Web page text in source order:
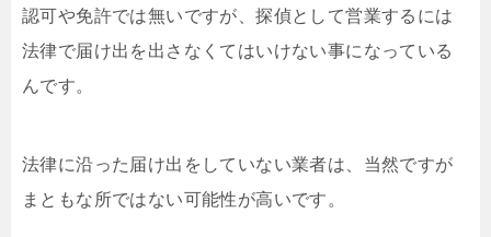
認可や免許では無いですが、探偵として営業するには
法律で届け出を出さなくてはいけない事になっている
んです。
法律に沿った届け出をしていない業者は、当然ですが
まともな所ではない可能性が高いです。